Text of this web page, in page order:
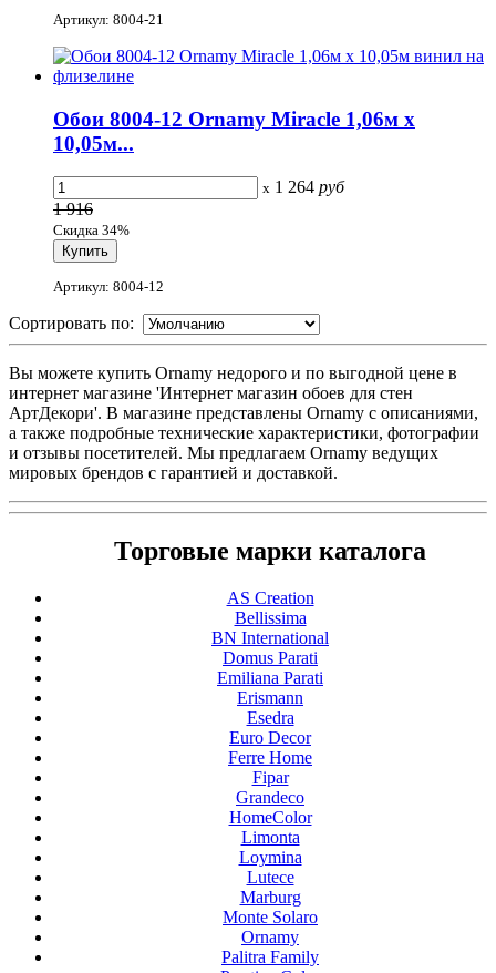
Артикул: 8004-21
Обои 8004-12 Ornamy Miracle 1,06м х
10,05м...
x 1 264 руб
1 916
Скидка 34%
Артикул: 8004-12
Сортировать по:
Вы можете купить Ornamy недорого и по выгодной цене в
интернет магазине 'Интернет магазин обоев для стен
АртДекори'. В магазине представлены Ornamy с описаниями,
а также подробные технические характеристики, фотографии
и отзывы посетителей. Мы предлагаем Ornamy ведущих
мировых брендов с гарантией и доставкой.
Торговые марки каталога
AS Creation
Bellissima
BN International
Domus Parati
Emiliana Parati
Erismann
Esedra
Euro Decor
Ferre Home
Fipar
Grandeco
HomeColor
Limonta
Loymina
Lutece
Marburg
Monte Solaro
Ornamy
Palitra Family